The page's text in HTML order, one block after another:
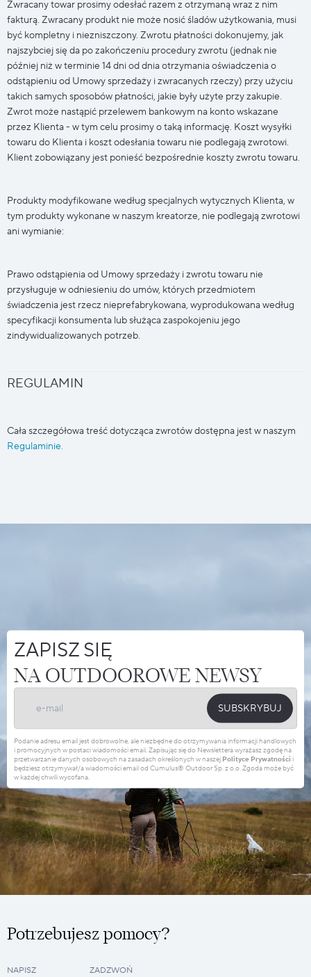
Zwracany towar prosimy odesłać razem z otrzymaną wraz z nim
fakturą. Zwracany produkt nie może nosić śladów użytkowania, musi
być kompletny i niezniszczony. Zwrotu płatności dokonujemy, jak
najszybciej się da po zakończeniu procedury zwrotu (jednak nie
później niż w terminie 14 dni od dnia otrzymania oświadczenia o
odstąpieniu od Umowy sprzedaży i zwracanych rzeczy) przy użyciu
takich samych sposobów płatności, jakie były użyte przy zakupie.
Zwrot może nastąpić przelewem bankowym na konto wskazane
przez Klienta - w tym celu prosimy o taką informację. Koszt wysyłki
towaru do Klienta i koszt odesłania towaru nie podlegają zwrotowi.
Klient zobowiązany jest ponieść bezpośrednie koszty zwrotu towaru.
Produkty modyfikowane według specjalnych wytycznych Klienta, w
tym produkty wykonane w naszym kreatorze, nie podlegają zwrotowi
ani wymianie:
Prawo odstąpienia od Umowy sprzedaży i zwrotu towaru nie
przysługuje w odniesieniu do umów, których przedmiotem
świadczenia jest rzecz nieprefabrykowana, wyprodukowana według
specyfikacji konsumenta lub służąca zaspokojeniu jego
zindywidualizowanych potrzeb.
REGULAMIN
Cała szczegółowa treść dotycząca zwrotów dostępna jest w naszym
Regulaminie.
ZAPISZ SIĘ
NA OUTDOOROWE NEWSY
SUBSKRYBUJ
Podanie adresu email jest dobrowolne, ale niezbędne do otrzymywania informacji handlowych
i promocyjnych w postaci wiadomości email. Zapisując się do Newslettera wyrażasz zgodę na
przetwarzanie danych osobowych na zasadach określonych w naszej Polityce Prywatności i
będziesz otrzymywał/a wiadomości email od Cumulus® Outdoor Sp. z o.o. Zgoda może być
w każdej chwili wycofana.
Potrzebujesz pomocy?
NAPISZ
ZADZWOŃ